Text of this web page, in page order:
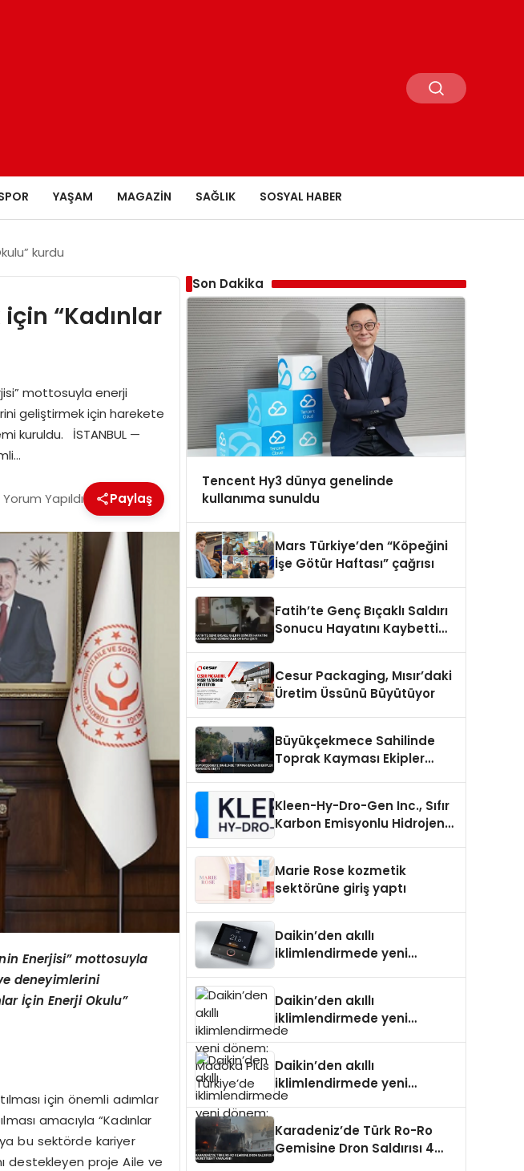
YAŞAM MAGAZIN SAĞLIK SOSYAL HABER
kurdu
“Kadınlar
mottosuyla enerji
geliştirmek için harekete
kuruldu. İSTANBUL —
Yapıldı Paylaş
Enerjisi” mottosuyla
deneyimlerini
İçin Enerji Okulu”
için önemli adımlar
amacıyla “Kadınlar
bu sektörde kariyer
destekleyen proje Aile ve
Son Dakika
Tencent Hy3 dünya genelinde
kullanıma sunuldu
Mars Türkiye’den “Köpeğini
İşe Götür Haftası” çağrısı
Fatih’te Genç Bıçaklı Saldırı
Sonucu Hayatını Kaybetti
Cesur Packaging, Mısır’daki
Üretim Üssünü Büyütüyor
Büyükçekmece Sahilinde
Toprak Kayması Ekipler
Kleen-Hy-Dro-Gen Inc., Sıfır
Karbon Emisyonlu Hidrojen
Aldı
Marie Rose kozmetik
sektörüne giriş yaptı
Daikin’den akıllı
iklimlendirmede yeni
Daikin’den akıllı
iklimlendirmede yeni
dönem: Madoka Plus
Daikin’den akıllı
iklimlendirmede yeni
dönem: Madoka Plus
Karadeniz’de Türk Ro-Ro
Gemisine Dron Saldırısı 4